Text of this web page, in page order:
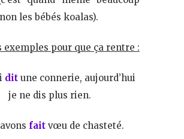
les bébés koalas).
exemples pour que ça rentre :
ditune connerie, aujourd’hui
je ne dis plus rien.
fait vœu de chasteté.